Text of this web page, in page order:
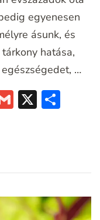
egyenesen
ásunk, és
hatása,
…
Gmail
X